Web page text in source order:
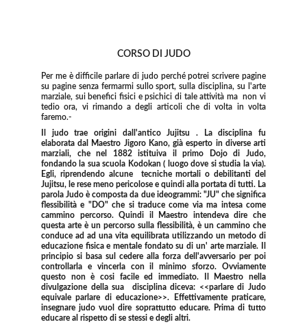
Per me è difficile parlare di judo perché potrei scrivere pagine
su pagine senza fermarmi sullo sport, sulla disciplina, su l'arte
marziale, sui benefici fisici e psichici di tale attività ma non vi
tedio ora, vi rimando a degli articoli che di volta in volta
faremo.-
Il judo trae origini dall'antico Jujitsu . La disciplina fu
elaborata dal Maestro Jigoro Kano, già esperto in diverse arti
marziali, che nel 1882 istituiva il primo Dojo di Judo,
fondando la sua scuola Kodokan ( luogo dove si studia la via).
Egli, riprendendo alcune tecniche mortali o debilitanti del
Jujitsu, le rese meno pericolose e quindi alla portata di tutti. La
parola Judo è composta da due ideogrammi: "JU" che significa
flessibilità e "DO" che si traduce come via ma intesa come
cammino percorso. Quindi il Maestro intendeva dire che
questa arte è un percorso sulla flessibilità, è un cammino che
conduce ad ad una vita equilibrata utilizzando un metodo di
educazione fisica e mentale fondato su di un' arte marziale. Il
principio si basa sul cedere alla forza dell'avversario per poi
controllarla e vincerla con il minimo sforzo. Ovviamente
questo non è cosi facile ed immediato. Il Maestro nella
divulgazione della sua disciplina diceva: <<parlare di Judo
equivale parlare di educazione>>. Effettivamente praticare,
insegnare judo vuol dire soprattutto educare. Prima di tutto
educare al rispetto di se stessi e degli altri.
CORSO DI JUDO